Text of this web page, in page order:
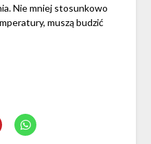
Nie mniej stosunkowo
muszą budzić